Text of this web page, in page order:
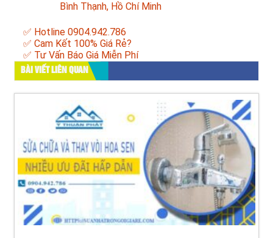
Bình Thạnh, Hồ Chí Minh
✅ Hotline 0904.942.786
✅ Cam Kết 100% Giá Rẻ?
✅ Tư Vấn Báo Giá Miễn Phí
BÀI VIẾT LIÊN QUAN